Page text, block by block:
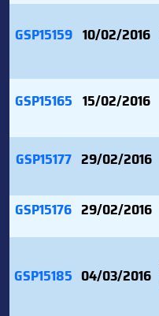
GSP15159 10/02/2016
GSP15165 15/02/2016
GSP15177 29/02/2016
GSP15176 29/02/2016
GSP15185 04/03/2016